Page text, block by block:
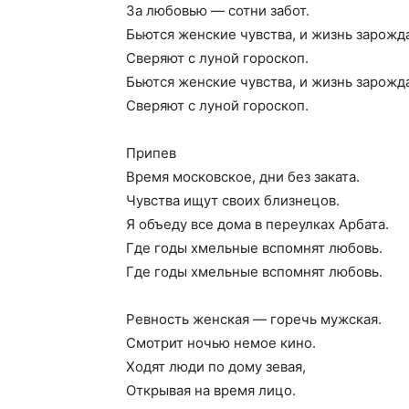
За любовью — сотни забот.
Бьются женские чувства, и жизнь
Сверяют с луной гороскоп.
Бьются женские чувства, и жизнь
Сверяют с луной гороскоп.
Припев
Время московское, дни без заката.
Чувства ищут своих близнецов.
Я объеду все дома в переулках Арбата.
Где годы хмельные вспомнят любовь.
Где годы хмельные вспомнят любовь.
Ревность женская — горечь мужская.
Смотрит ночью немое кино.
Ходят люди по дому зевая,
Открывая на время лицо.